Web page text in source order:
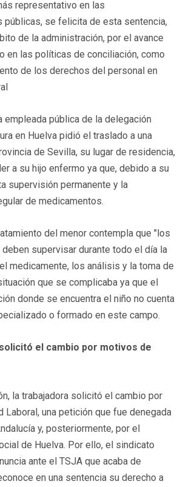
representativo en las
públicas, se felicita de esta sentencia,
de la administración, por el avance
en las políticas de conciliación, como
de los derechos del personal en
empleada pública de la delegación
en Huelva pidió el traslado a una
de Sevilla, su lugar de residencia,
a su hijo enfermo ya que, debido a su
supervisión permanente y la
de medicamentos.
del menor contempla que "los
supervisar durante todo el día la
medicamente, los análisis y la toma de
que se complicaba ya que el
donde se encuentra el niño no cuenta
o formado en este campo.
el cambio por motivos de
la trabajadora solicitó el cambio por
Laboral, una petición que fue denegada
y, posteriormente, por el
de Huelva. Por ello, el sindicato
ante el TSJA que acaba de
en una sentencia su derecho a